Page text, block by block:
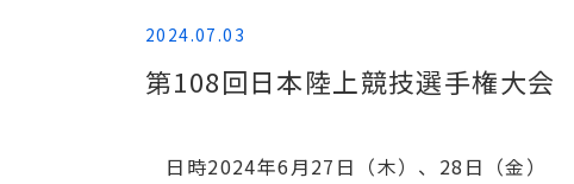
2024.07.03
第108回日本陸上競技選手権大会
日時2024年6月27日（木）、28日（金）